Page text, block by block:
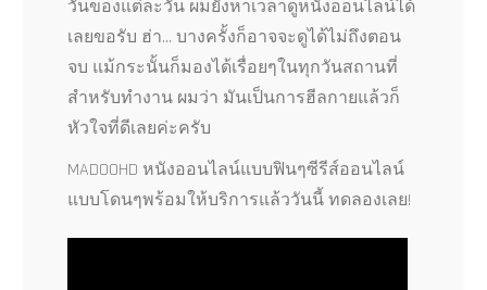
วันของแต่ละวัน ผมยังหาเวลาดูหนังออนไลน์ได้
เลยขอรับ ฮ่า… บางครั้งก็อาจจะดูได้ไม่ถึงตอน
จบ แม้กระนั้นก็มองได้เรื่อยๆในทุกวันสถานที่
สำหรับทำงาน ผมว่า มันเป็นการฮีลกายแล้วก็
หัวใจที่ดีเลยค่ะครับ
MADOOHD หนังออนไลน์แบบฟินๆซีรีส์ออนไลน์
แบบโดนๆพร้อมให้บริการแล้ววันนี้ ทดลองเลย!